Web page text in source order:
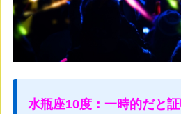
水瓶座10度：一時的だと